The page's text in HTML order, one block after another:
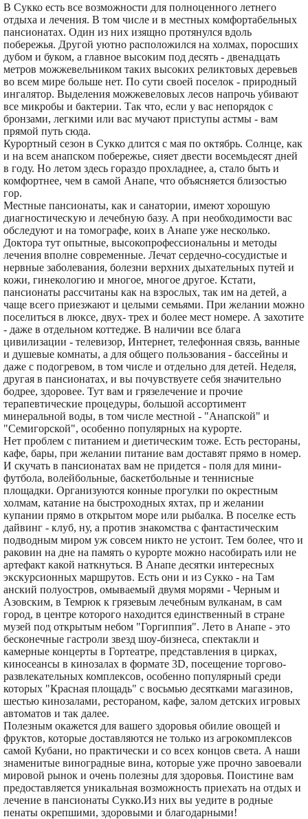
В Сукко есть все возможности для полноценного летнего
отдыха и лечения. В том числе и в местных комфортабельных
пансионатах. Один из них изящно протянулся вдоль
побережья. Другой уютно расположился на холмах, поросших
дубом и буком, а главное высоким под десять - двенадцать
метров можжевельником таких высоких реликтовых деревьев
во всем мире больше нет. По сути своей поселок - природный
ингалятор. Выделения можжевеловых лесов напрочь убивают
все микробы и бактерии. Так что, если у вас непорядок с
бронзами, легкими или вас мучают приступы астмы - вам
прямой путь сюда.
Курортный сезон в Сукко длится с мая по октябрь. Солнце, как
и на всем анапском побережье, сияет двести восемьдесят дней
в году. Но летом здесь гораздо прохладнее, а, стало быть и
комфортнее, чем в самой Анапе, что объясняется близостью
гор.
Местные пансионаты, как и санатории, имеют хорошую
диагностическую и лечебную базу. А при необходимости вас
обследуют и на томографе, коих в Анапе уже несколько.
Доктора тут опытные, высокопрофессиональны и методы
лечения вполне современные. Лечат сердечно-сосудистые и
нервные заболевания, болезни верхних дыхательных путей и
кожи, гинекологию и многое, многое другое. Кстати,
пансионаты рассчитаны как на взрослых, так им на детей, а
чаще всего приезжают и целыми семьями. При желании можно
поселиться в люксе, двух- трех и более мест номере. А захотите
- даже в отдельном коттедже. В наличии все блага
цивилизации - телевизор, Интернет, телефонная связь, ванные
и душевые комнаты, а для общего пользования - бассейны и
даже с подогревом, в том числе и отдельно для детей. Неделя,
другая в пансионатах, и вы почувствуете себя значительно
бодрее, здоровее. Тут вам и грязелечение и прочие
терапевтические процедуры, большой ассортимент
минеральной воды, в том числе местной - "Анапской" и
"Семигорской", особенно популярных на курорте.
Нет проблем с питанием и диетическим тоже. Есть рестораны,
кафе, бары, при желании питание вам доставят прямо в номер.
И скучать в пансионатах вам не придется - поля для мини-
футбола, волейбольные, баскетбольные и теннисные
площадки. Организуются конные прогулки по окрестным
холмам, катание на быстроходных яхтах, пр и желании
купании прямо в открытом море или рыбалка. В поселке есть
дайвинг - клуб, ну, а против знакомства с фантастическим
подводным миром уж совсем никто не устоит. Тем более, что и
раковин на дне на память о курорте можно насобирать или не
артефакт какой наткнуться. В Анапе десятки интересных
экскурсионных маршрутов. Есть они и из Сукко - на Там
анский полуостров, омываемый двумя морями - Черным и
Азовским, в Темрюк к грязевым лечебным вулканам, в сам
город, в центре которого находится единственный в стране
музей под открытым небом "Горгиппия". Лето в Анапе - это
бесконечные гастроли звезд шоу-бизнеса, спектакли и
камерные концерты в Гортеатре, представления в цирках,
киносеансы в кинозалах в формате 3D, посещение торгово-
развлекательных комплексов, особенно популярный среди
которых "Красная площадь" с восьмью десятками магазинов,
шестью кинозалами, рестораном, кафе, залом детских игровых
автоматов и так далее.
Полезным окажется для вашего здоровья обилие овощей и
фруктов, которые доставляются не только из агрокомплексов
самой Кубани, но практически и со всех концов света. А наши
знаменитые виноградные вина, которые уже прочно завоевали
мировой рынок и очень полезны для здоровья. Поистине вам
предоставляется уникальная возможность приехать на отдых и
лечение в пансионаты Сукко.Из них вы уедите в родные
пенаты окрепшими, здоровыми и благодарными!